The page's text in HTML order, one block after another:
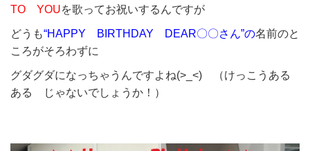
TO YOUを歌ってお祝いするんですが
どうも“HAPPY BIRTHDAY DEAR〇〇さん”の名前のと
ころがそろわずに
グダグダになっちゃうんですよね(>_<) （けっこうある
ある じゃないでしょうか！）